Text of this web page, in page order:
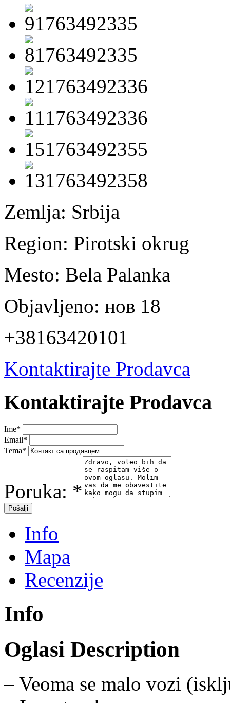
Zemlja: Srbija
Region: Pirotski okrug
Mesto: Bela Palanka
Objavljeno: нов 18
+38163420101
Kontaktirajte Prodavca
Kontaktirajte Prodavca
Ime*
Email*
Tema*
Poruka: *
Info
Mapa
Recenzije
Info
Oglasi Description
– Veoma se malo vozi